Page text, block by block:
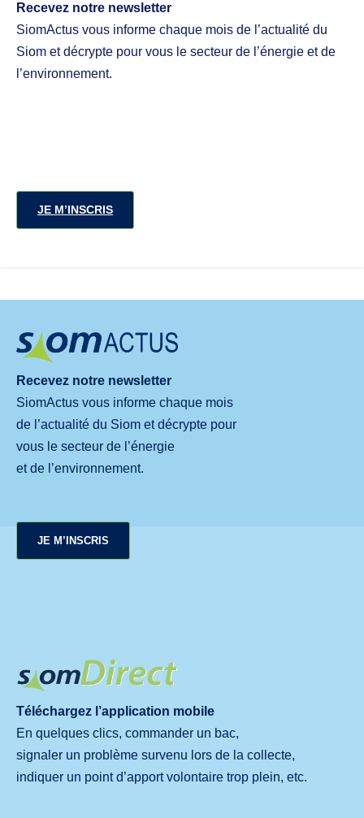
Recevez notre newsletter
SiomActus vous informe chaque mois de l’actualité du
Siom et décrypte pour vous le secteur de l’énergie et de
l’environnement.
JE M’INSCRIS
Recevez notre newsletter
SiomActus vous informe chaque mois
de l’actualité du Siom et décrypte pour
vous le secteur de l’énergie
et de l’environnement.
JE M’INSCRIS
Téléchargez l’application mobile
En quelques clics, commander un bac,
signaler un problème survenu lors de la collecte,
indiquer un point d’apport volontaire trop plein, etc.